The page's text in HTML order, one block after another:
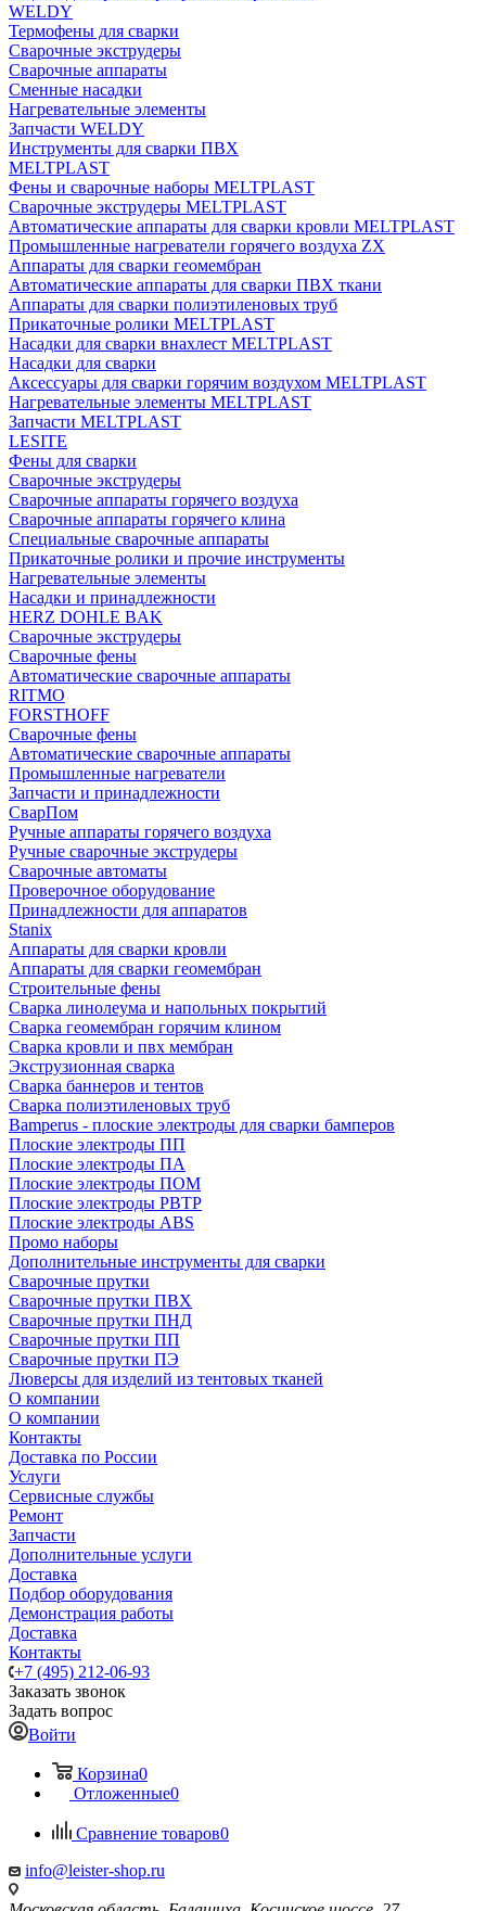
WELDY
Термофены для сварки
Сварочные экструдеры
Сварочные аппараты
Сменные насадки
Нагревательные элементы
Запчасти WELDY
Инструменты для сварки ПВХ
MELTPLAST
Фены и сварочные наборы MELTPLAST
Сварочные экструдеры MELTPLAST
Автоматические аппараты для сварки кровли MELTPLAST
Промышленные нагреватели горячего воздуха ZX
Аппараты для сварки геомембран
Автоматические аппараты для сварки ПВХ ткани
Аппараты для сварки полиэтиленовых труб
Прикаточные ролики MELTPLAST
Насадки для сварки внахлест MELTPLAST
Насадки для сварки
Аксессуары для сварки горячим воздухом MELTPLAST
Нагревательные элементы MELTPLAST
Запчасти MELTPLAST
LESITE
Фены для сварки
Сварочные экструдеры
Сварочные аппараты горячего воздуха
Сварочные аппараты горячего клина
Специальные сварочные аппараты
Прикаточные ролики и прочие инструменты
Нагревательные элементы
Насадки и принадлежности
HERZ DOHLE BAK
Сварочные экструдеры
Сварочные фены
Автоматические сварочные аппараты
RITMO
FORSTHOFF
Сварочные фены
Автоматические сварочные аппараты
Промышленные нагреватели
Запчасти и принадлежности
СварПом
Ручные аппараты горячего воздуха
Ручные сварочные экструдеры
Сварочные автоматы
Проверочное оборудование
Принадлежности для аппаратов
Stanix
Аппараты для сварки кровли
Аппараты для сварки геомембран
Строительные фены
Сварка линолеума и напольных покрытий
Сварка геомембран горячим клином
Сварка кровли и пвх мембран
Экструзионная сварка
Сварка баннеров и тентов
Сварка полиэтиленовых труб
Bamperus - плоские электроды для сварки бамперов
Плоские электроды ПП
Плоские электроды ПА
Плоские электроды ПОМ
Плоские электроды РВТР
Плоские электроды ABS
Промо наборы
Дополнительные инструменты для сварки
Сварочные прутки
Сварочные прутки ПВХ
Сварочные прутки ПНД
Сварочные прутки ПП
Сварочные прутки ПЭ
Люверсы для изделий из тентовых тканей
О компании
О компании
Контакты
Доставка по России
Услуги
Сервисные службы
Ремонт
Запчасти
Дополнительные услуги
Доставка
Подбор оборудования
Демонстрация работы
Доставка
Контакты
+7 (495) 212-06-93
Заказать звонок
Задать вопрос
Войти
Корзина0
Отложенные0
Сравнение товаров0
info@leister-shop.ru